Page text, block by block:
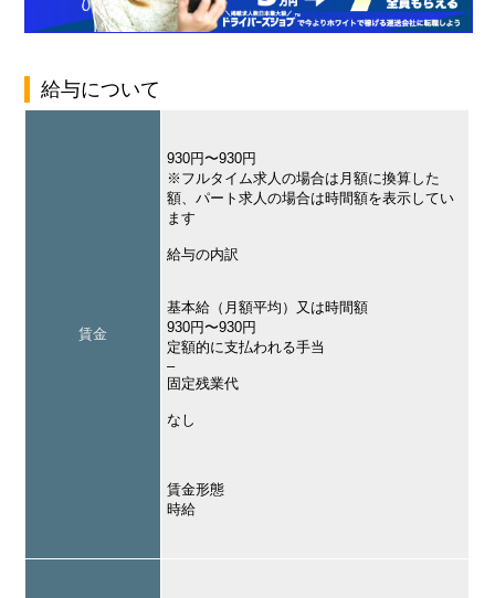
給与について
賃金
930円〜930円
※フルタイム求人の場合は月額に換算した
額、パート求人の場合は時間額を表示してい
ます
給与の内訳
基本給（月額平均）又は時間額
930円〜930円
定額的に支払われる手当
–
固定残業代
なし
賃金形態
時給